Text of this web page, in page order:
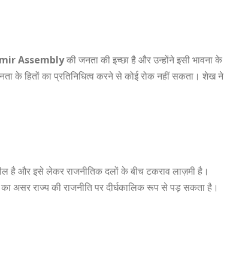
Assemblyकी जनता की इच्छा है और उन्होंने इसी भावना के
के हितों का प्रतिनिधित्व करने से कोई रोक नहीं सकता। शेख ने
है और इसे लेकर राजनीतिक दलों के बीच टकराव लाज़मी है।
असर राज्य की राजनीति पर दीर्घकालिक रूप से पड़ सकता है।